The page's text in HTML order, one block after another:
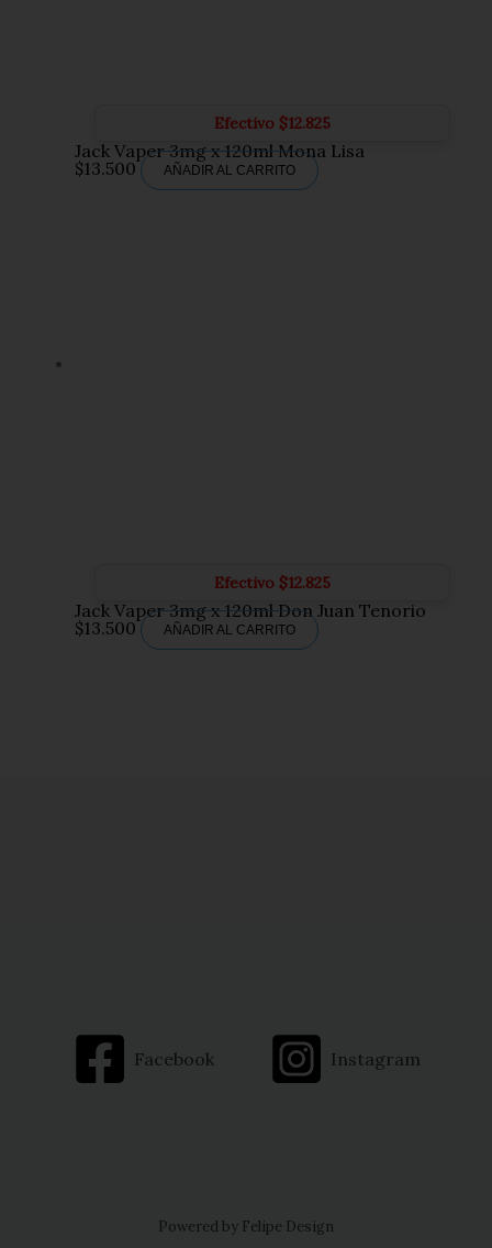
Efectivo $12.825
Jack Vaper 3mg x 120ml Mona Lisa
$13.500 AÑADIR AL CARRITO
Efectivo $12.825
Jack Vaper 3mg x 120ml Don Juan Tenorio
$13.500 AÑADIR AL CARRITO
Facebook Instagram
Powered by Felipe Design